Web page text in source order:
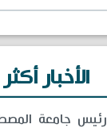
الأخبار
رئيس جامعة